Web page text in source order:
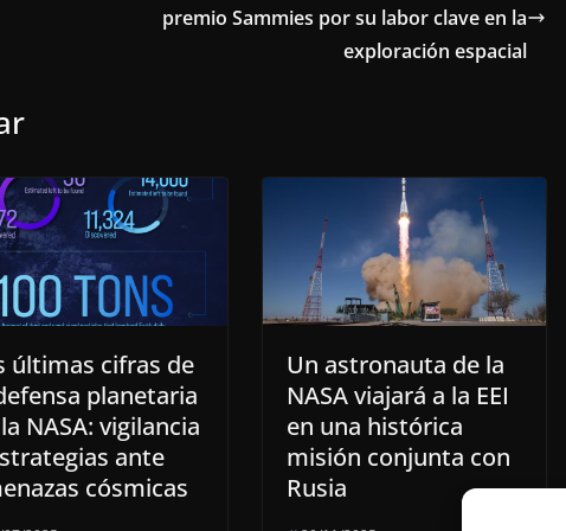
premio Sammies por su labor clave en la
exploración espacial
últimas cifras de
planetaria
NASA: vigilancia
ante
cósmicas
Un astronauta de la
NASA viajará a la EEI
en una histórica
misión conjunta con
Rusia